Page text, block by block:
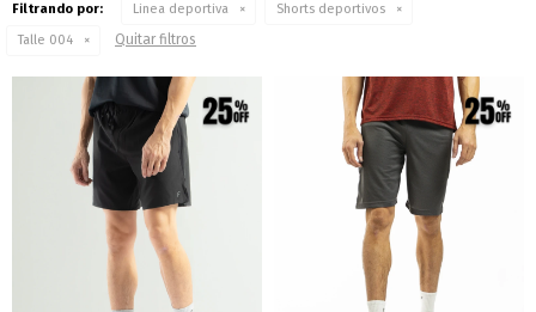
Filtrando por: Linea deportiva
Shorts deportivos
Talle 004
Quitar filtros